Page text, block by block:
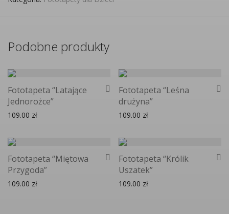
Podobne produkty
Fototapeta “Latające
Jednorożce”
109.00 zł
Fototapeta “Leśna
drużyna”
109.00 zł
Fototapeta “Miętowa
Przygoda”
109.00 zł
Fototapeta “Królik
Uszatek”
109.00 zł